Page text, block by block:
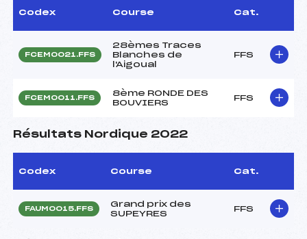
Codex Course Cat.
FCEM0021.FFS
28èmes Traces
Blanches de
l'Aigoual
FFS
FCEM0011.FFS
8ème RONDE DES
BOUVIERS
FFS
Résultats Nordique 2022
Codex Course Cat.
FAUM0015.FFS
Grand prix des
SUPEYRES
FFS